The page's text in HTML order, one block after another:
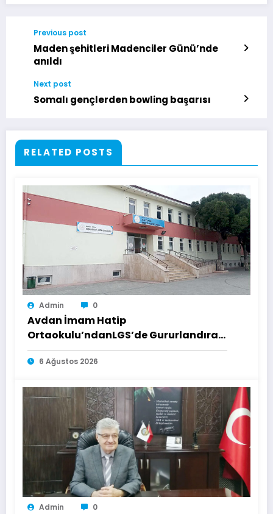
Previous post
Maden şehitleri Madenciler Günü’nde
anıldı
Next post
Somalı gençlerden bowling başarısı
RELATED POSTS
Admin 0
Avdan İmam Hatip
Ortaokulu’ndanLGS’de Gururlandıran
Başarı
6 Ağustos 2026
Admin 0